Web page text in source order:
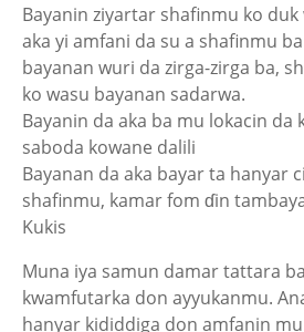
Bayanin ziyartar shafinmu ko
aka yi amfani da su a shafinmu
bayanan wuri da zirga-zirga ba,
ko wasu bayanan sadarwa.
Bayanin da aka ba mu lokacin da
saboda kowane dalili
Bayanan da aka bayar ta hanyar
shafinmu, kamar fom ɗin
Kukis
Muna iya samun damar tattara
kwamfutarka don ayyukanmu.
hanyar kididdiga don amfanin